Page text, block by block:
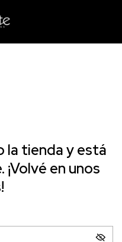
la tienda y está
en unos